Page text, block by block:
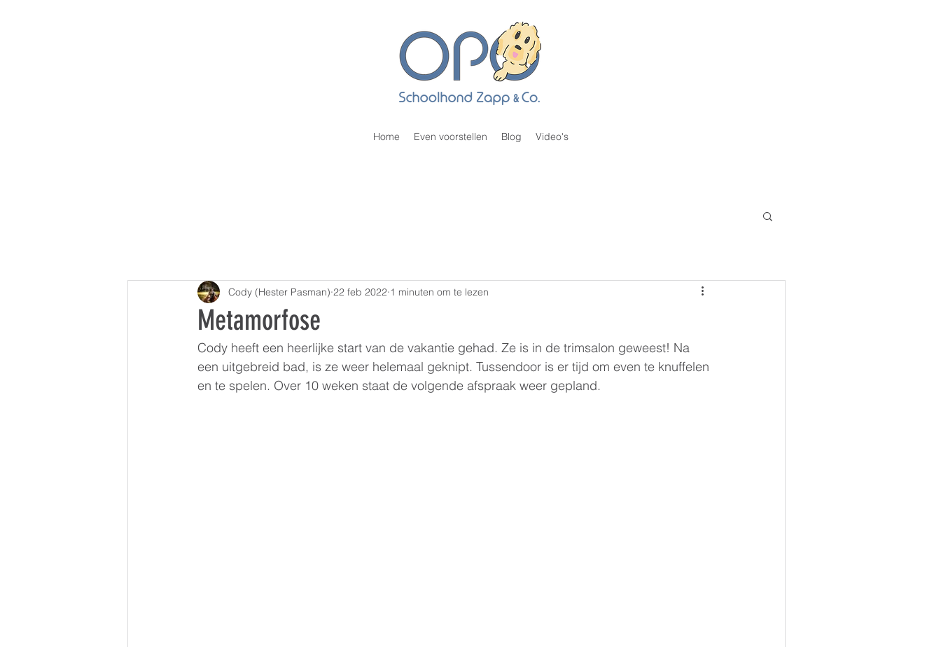
Home Even voorstellen Blog Video's
Metamorfose
Cody (Hester Pasman) 22 feb 2022 1 minuten om te lezen
Cody heeft een heerlijke start van de vakantie gehad. Ze is in de trimsalon geweest! Na
een uitgebreid bad, is ze weer helemaal geknipt. Tussendoor is er tijd om even te knuffelen
en te spelen. Over 10 weken staat de volgende afspraak weer gepland.